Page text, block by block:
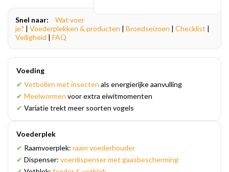
Snel naar:
Wat voer
je? | Voederplekken & producten | Broedseizoen | Checklist |
Veiligheid | FAQ
Voeding
✔ Vetbollen met insecten als energierijke aanvulling
✔ Meelwormen voor extra eiwitmomenten
✔ Variatie trekt meer soorten vogels
Voederplek
✔ Raamvoerplek: raam voederhouder
✔ Dispenser: voerdispenser met gaasbescherming